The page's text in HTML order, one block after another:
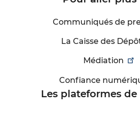
Communiqués de
La Caisse des
Médiation
Confiance
Les plateformes de